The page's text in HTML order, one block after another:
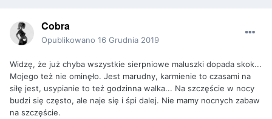
Cobra
Opublikowano 16 Grudnia 2019
Widzę, że już chyba wszystkie sierpniowe maluszki dopada skok...
Mojego też nie ominęło. Jest marudny, karmienie to czasami na
siłę jest, usypianie to też godzinna walka... Na szczęście w nocy
budzi się często, ale naje się i śpi dalej. Nie mamy nocnych zabaw
na szczęście.